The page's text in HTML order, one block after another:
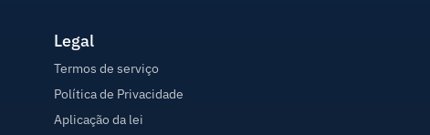
Legal
Termos de serviço
Política de Privacidade
Aplicação da lei